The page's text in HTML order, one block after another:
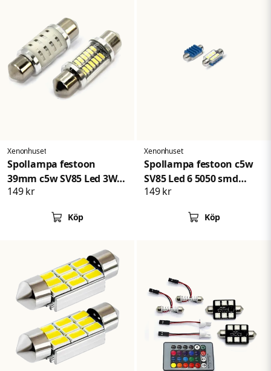
Xenonhuset
Spollampa festoon
39mm c5w SV85 Led 3W
Canbus E-Märkt
149 kr
Köp
Xenonhuset
Spollampa festoon c5w
SV85 Led 6 5050 smd
Canbus 39mm
149 kr
Köp